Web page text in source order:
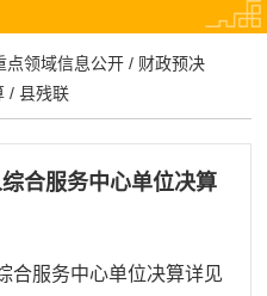
点领域信息公开 / 财政预决
/县残联
合服务中心单位决算
合服务中心单位决算详见